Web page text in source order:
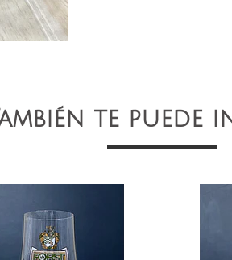
te puede